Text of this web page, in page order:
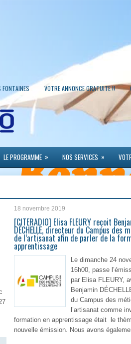
FONTAINES VOTRE ANNONCE GRATUITE !!
LE PROGRAMME » NOS SERVICES »
18 novembre 2019
[CITERADIO] Elisa FLEURY reçoit
DÉCHELLE, directeur du Campus des
de l’artisanat afin de parler de la
apprentissage
Le dimanche 24
16h00, passe
par Elisa FLEURY,
Benjamin
du Campus des
l’artisanat comme
formation en apprentissage était le
nouvelle émission. Nous avons